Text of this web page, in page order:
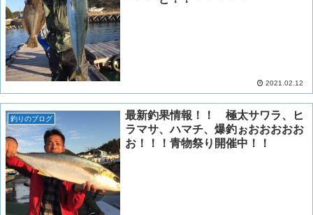
2021.02.12
釣りのブログ
最新釣果情報！！ 極太サワラ、ヒ
ラマサ、ハマチ、爆釣ぉおおおおお
お！！！青物祭り開催中！！